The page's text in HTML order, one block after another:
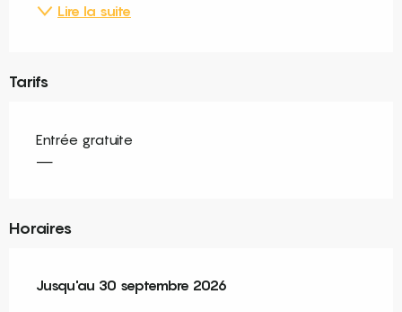
Lire la suite
Tarifs
Entrée gratuite
—
Horaires
Du13 juin 2026au30 septembre 2026
Jusqu'au 30 septembre 2026